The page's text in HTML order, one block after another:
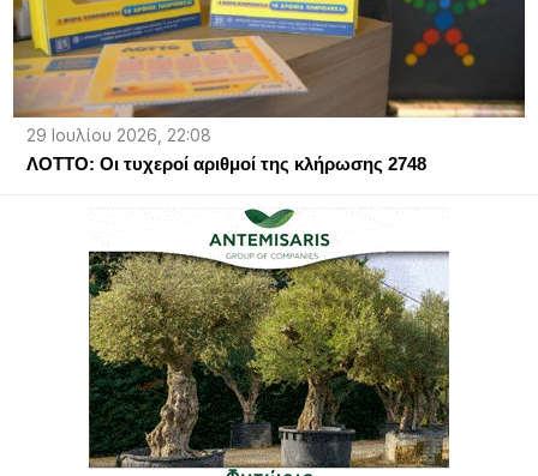
29 Ιουλίου 2026, 22:08
ΛΟΤΤΟ: Οι τυχεροί αριθμοί της κλήρωσης 2748